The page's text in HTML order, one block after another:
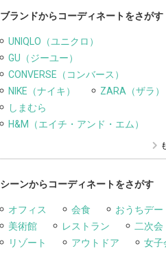
ブランドからコーディネートをさがす
UNIQLO（ユニクロ）
GU（ジーユー）
CONVERSE（コンバース）
NIKE（ナイキ）
ZARA（ザラ）
しまむら
H&M（エイチ・アンド・エム）
シーンからコーディネートをさがす
オフィス 会食
おうちデー
美術館
レストラン
二次会
リゾート
アウトドア
女子